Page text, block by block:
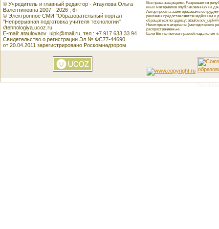
© Учредитель и главный редактор - Атаулова Ольга
Валентиновна 2007 - 2026 , 6+
© Электронное СМИ "Образовательный портал
"Непрерывная подготовка учителя технологии"
//tehnologiya.ucoz.ru
E-mail: ataulovaov_uipk@mail.ru, тел.: +7 917 633 33 94
Свидетельство о регистрации Эл № ФС77-44690
от 20.04.2011 зарегистрировано Роскомнадзором
Все права защищены. Разрешается
иных материалов опубликованных на
Автор проекта заинтересован в
рекламы предоставляется надёжным и
обращаться по адресу:
Некоторые материалы (методические
распространяемые.
Если Вы являетесь правообладателем